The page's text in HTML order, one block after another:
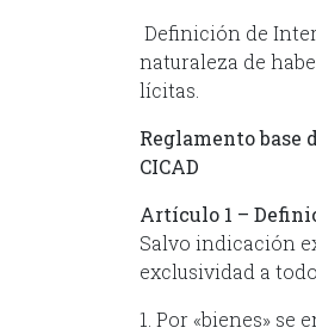
Definición de
naturaleza de
lícitas.
Reglamento base
CICAD
Artículo 1 –
Salvo indicación
1. Por «bienes»